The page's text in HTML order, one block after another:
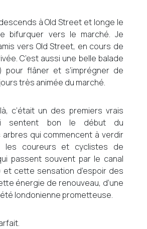
à Old Street et longe le
bifurquer vers le marché. Je
vers Old Street, en cours de
C’est aussi une belle balade
pour flâner et s’imprégner de
très animée du marché.
c’était un des premiers vrais
sentent bon le début du
arbres qui commencent à verdir
les coureurs et cyclistes de
passent souvent par le canal
et cette sensation d’espoir des
énergie de renouveau, d’une
londonienne prometteuse.